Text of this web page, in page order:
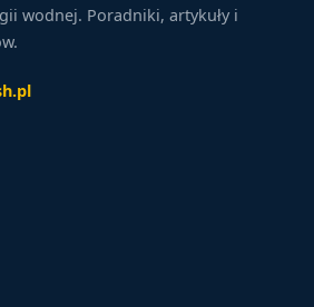
wodnej. Poradniki, artykuły i